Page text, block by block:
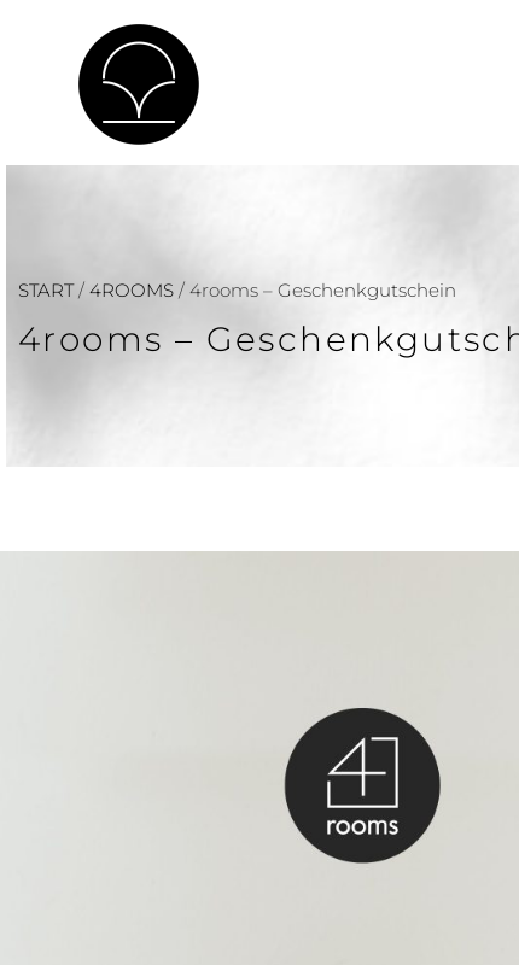
START/ 4ROOMS / 4rooms – Geschenkgutschein
4rooms –